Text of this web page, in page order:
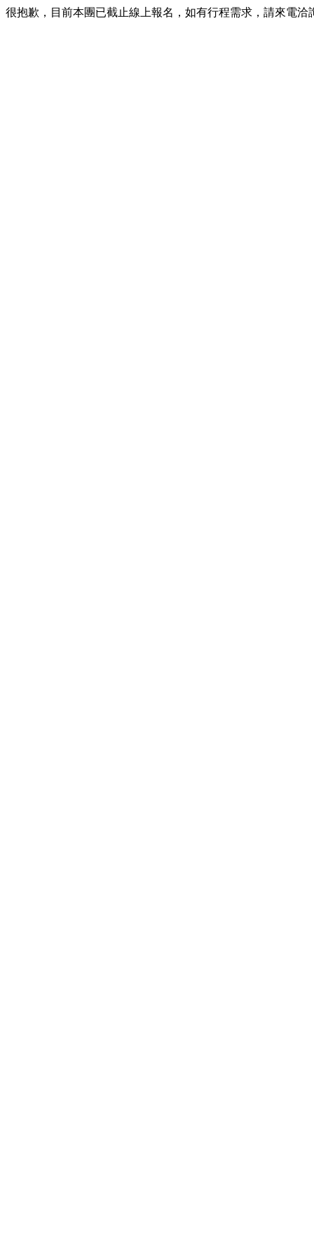
很抱歉，目前本團已截止線上報名，如有行程需求，請來電洽